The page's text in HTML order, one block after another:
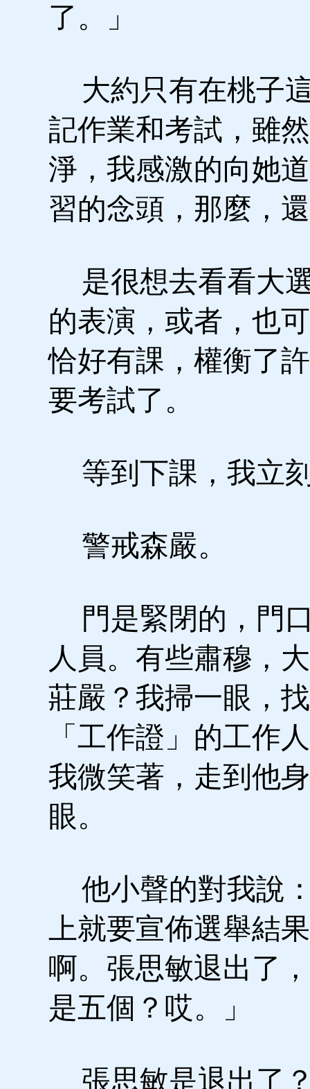
了。」
大約只有在桃子
記作業和考試，雖
淨，我感激的向她
習的念頭，那麼，
是很想去看看大
的表演，或者，也
恰好有課，權衡了
要考試了。
等到下課，我立
警戒森嚴。
門是緊閉的，門
人員。有些肅穆，
莊嚴？我掃一眼，
「工作證」的工作
我微笑著，走到他
眼。
他小聲的對我說
上就要宣佈選舉結
啊。張思敏退出了
是五個？哎。」
張思敏是退出了